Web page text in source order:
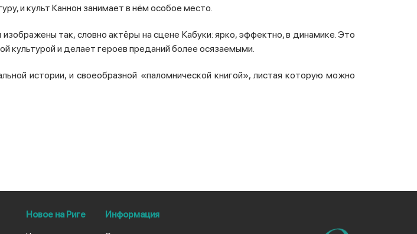
и культ Каннон занимает в нём особое место.
так, словно актёры на сцене Кабуки: ярко, эффектно, в динамике. Это
культурой и делает героев преданий более осязаемыми.
истории, и своеобразной «паломнической книгой», листая которую можно
Новое на Риге Информация